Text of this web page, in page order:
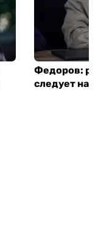
Федоров:
следует